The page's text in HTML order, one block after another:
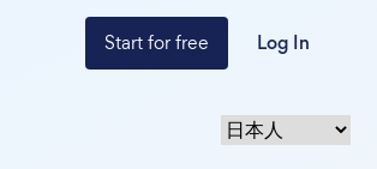
Start for free Log In